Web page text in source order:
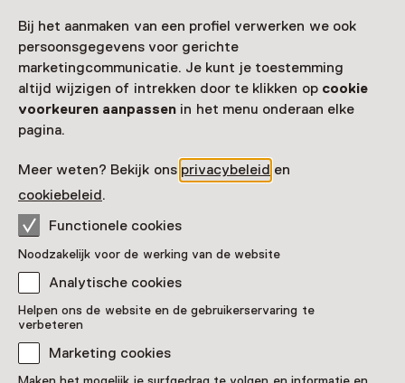
Bij het aanmaken van een profiel verwerken we ook
persoonsgegevens voor gerichte
marketingcommunicatie. Je kunt je toestemming
altijd wijzigen of intrekken door te klikken op cookie
voorkeuren aanpassen in het menu onderaan elke
pagina.
Meer weten? Bekijk ons privacybeleid en
cookiebeleid.
Functionele cookies
Noodzakelijk voor de werking van de website
Analytische cookies
Helpen ons de website en de gebruikerservaring te
verbeteren
Marketing cookies
Een Italiaanse schoonheid
Pronkstuk